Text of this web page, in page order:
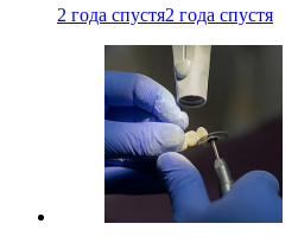
2 года спустя2 года спустя